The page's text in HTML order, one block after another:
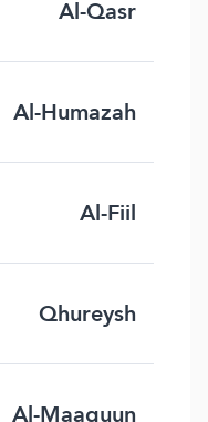
Al-Qasr
Al-Humazah
Al-Fiil
Qhureysh